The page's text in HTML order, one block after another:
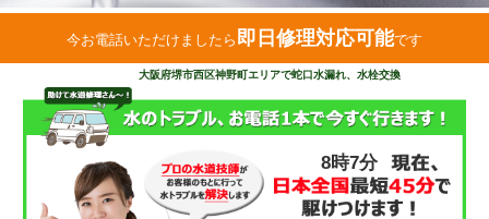
今お電話いただけましたら 即日修理対応可能です
大阪府堺市西区神野町エリアで蛇口水漏れ、水栓交換
8時7分